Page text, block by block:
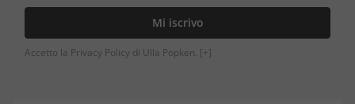
Mi iscrivo
Accetto la Privacy Policy di Ulla Popken. [+]